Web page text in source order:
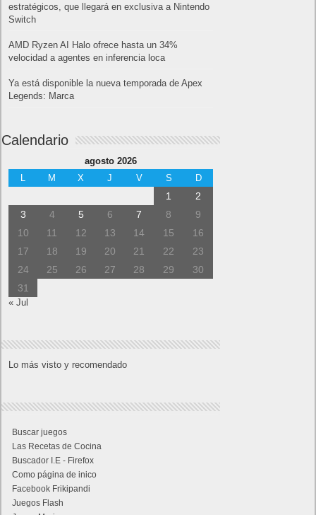
estratégicos, que llegará en exclusiva a Nintendo
Switch
AMD Ryzen AI Halo ofrece hasta un 34%
velocidad a agentes en inferencia loca
Ya está disponible la nueva temporada de Apex
Legends: Marca
Calendario
agosto 2026
L
M X J V S D
1
2
3
4 5 6 7 8
9
10
11 12 13 14 15
16
17
18 19 20 21 22
23
24
25 26 27 28 29
30
31
« Jul
Lo más visto y recomendado
Buscar juegos
Las Recetas de Cocina
Buscador I.E - Firefox
Como página de inico
Facebook Frikipandi
Juegos Flash